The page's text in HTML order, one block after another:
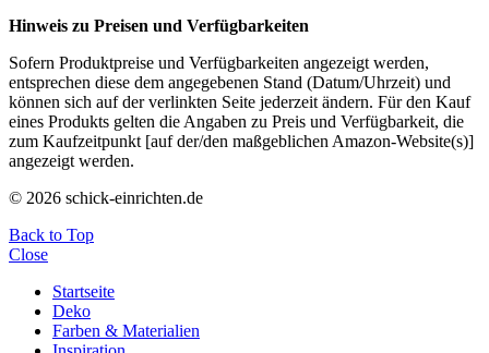
Hinweis zu Preisen und Verfügbarkeiten
Sofern Produktpreise und Verfügbarkeiten angezeigt werden,
entsprechen diese dem angegebenen Stand (Datum/Uhrzeit) und
können sich auf der verlinkten Seite jederzeit ändern. Für den Kauf
eines Produkts gelten die Angaben zu Preis und Verfügbarkeit, die
zum Kaufzeitpunkt [auf der/den maßgeblichen Amazon-Website(s)]
angezeigt werden.
© 2026 schick-einrichten.de
Back to Top
Close
Startseite
Deko
Farben & Materialien